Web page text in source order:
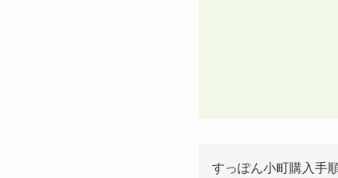
すっぽん小町購入手